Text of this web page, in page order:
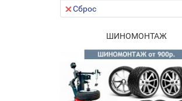
Сброс
ШИНОМОНТАЖ